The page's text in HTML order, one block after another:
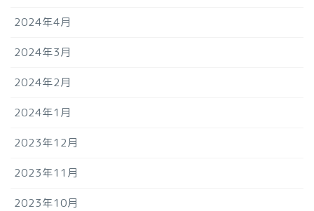
2024年4月
2024年3月
2024年2月
2024年1月
2023年12月
2023年11月
2023年10月